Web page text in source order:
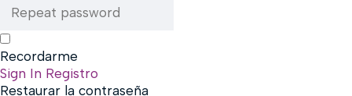
Recordarme
Sign In Registro
Restaurar la contraseña